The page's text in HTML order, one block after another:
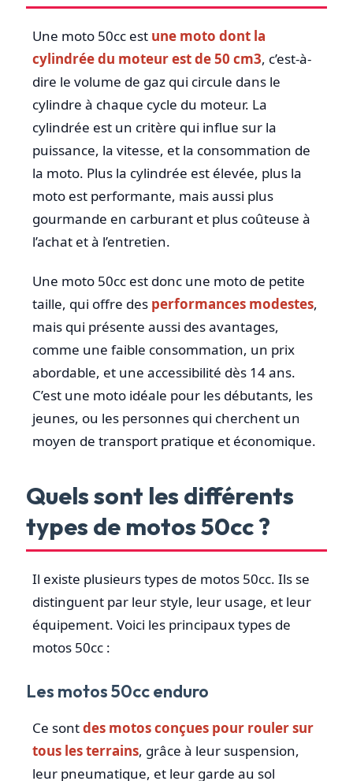
Une moto 50cc est une moto dont la
cylindrée du moteur est de 50 cm3, c’est-à-
dire le volume de gaz qui circule dans le
cylindre à chaque cycle du moteur. La
cylindrée est un critère qui influe sur la
puissance, la vitesse, et la consommation de
la moto. Plus la cylindrée est élevée, plus la
moto est performante, mais aussi plus
gourmande en carburant et plus coûteuse à
l’achat et à l’entretien.
Une moto 50cc est donc une moto de petite
taille, qui offre des performances modestes,
mais qui présente aussi des avantages,
comme une faible consommation, un prix
abordable, et une accessibilité dès 14 ans.
C’est une moto idéale pour les débutants, les
jeunes, ou les personnes qui cherchent un
moyen de transport pratique et économique.
Quels sont les différents
types de motos 50cc ?
Il existe plusieurs types de motos 50cc. Ils se
distinguent par leur style, leur usage, et leur
équipement. Voici les principaux types de
motos 50cc :
Les motos 50cc enduro
Ce sontdes motos conçues pour rouler sur
tous les terrains, grâce à leur suspension,
leur pneumatique, et leur garde au sol